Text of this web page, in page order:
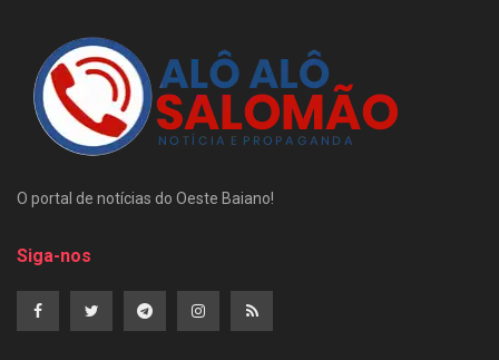
O portal de notícias do Oeste Baiano!
Siga-nos